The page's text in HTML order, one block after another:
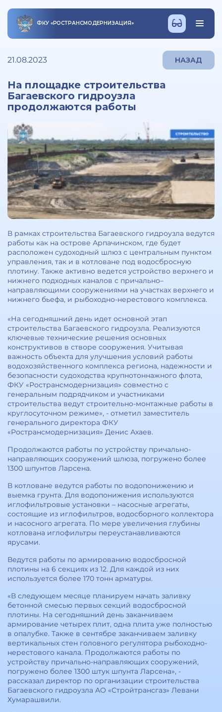
ФКУ «РОСТРАНСМОДЕРНИЗАЦИЯ»
21.08.2023 НАЗАД
На площадке строительства
Багаевского гидроузла
продолжаются работы
В рамках строительства Багаевского гидроузла ведутся
работы как на острове Арпачинском, где будет
расположен судоходный шлюз с центральным пунктом
управления, так и в котловане под водосбросную
плотину. Также активно ведется устройство верхнего и
нижнего подходных каналов с причально–
направляющими сооружениями на участках верхнего и
нижнего бьефа, и рыбоходно-нерестового комплекса.
«На сегодняшний день идет основной этап
строительства Багаевского гидроузла. Реализуются
ключевые технические решения основных
конструктивов в створе сооружения. Учитывая
важность объекта для улучшения условий работы
водохозяйственного комплекса региона, надежности и
безопасности судоходства крупнотоннажного флота,
ФКУ «Ространсмодернизация» совместно с
генеральным подрядчиком и участниками
строительства ведут строительно-монтажные работы в
круглосуточном режиме», - отметил заместитель
генерального директора ФКУ
«Ространсмодернизация» Денис Ахаев.
Продолжаются работы по устройству причально-
направляющих сооружений шлюза, погружено более
1300 шпунтов Ларсена.
В котловане ведутся работы по водопонижению и
выемка грунта. Для водопонижения используются
иглофильтровые установки – насосные агрегаты,
состоящие из иглофильтров, водосборного коллектора
и насосного агрегата. По мере увеличения глубины
котлована иглофильтры переустанавливаются
ярусами.
Ведутся работы по армированию водосбросной
плотины на 6 секциях из 12. Для каждой из них
используется более 170 тонн арматуры.
«В следующем месяце планируем начать заливку
бетонной смесью первых секций водосбросной
плотины. На сегодняшний день заканчиваем
армирование четырех плит, одна плита уже полностью
в опалубке. Также в сентябре заканчиваем заливку
вертикальных стен головного регулятора рыбоходно-
нерестового канала. Продолжаются работы по
устройству причально-направляющих сооружений,
погружено более 1300 штук шпунта Ларсена», -
рассказал директор по организации строительства
Багаевского гидроузла АО «Стройтрансгаз» Левани
Хумарашвили.